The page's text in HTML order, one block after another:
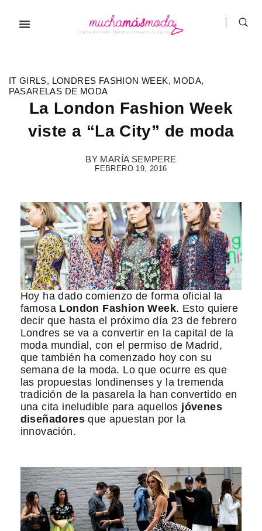
contenido
IT GIRLS, LONDRES FASHION WEEK, MODA,
PASARELAS DE MODA
La London Fashion Week
viste a “La City” de moda
BY MARÍA SEMPERE
FEBRERO 19, 2016
Hoy ha dado comienzo de forma oficial la
famosa London Fashion Week. Esto quiere
decir que hasta el próximo día 23 de febrero
Londres se va a convertir en la capital de la
moda mundial, con el permiso de Madrid,
que también ha comenzado hoy con su
semana de la moda. Lo que ocurre es que
las propuestas londinenses y la tremenda
tradición de la pasarela la han convertido en
una cita ineludible para aquellos jóvenes
diseñadoresque apuestan por la
innovación.